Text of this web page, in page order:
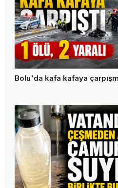
Bolu'da kafa kafaya